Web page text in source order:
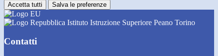
Accetta tutti Salva le preferenze
Istituto Istruzione Superiore Peano Torino
Contatti